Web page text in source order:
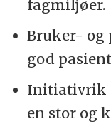
fagmiljøer.
Bruker- og
god
Initiativrik
en stor og